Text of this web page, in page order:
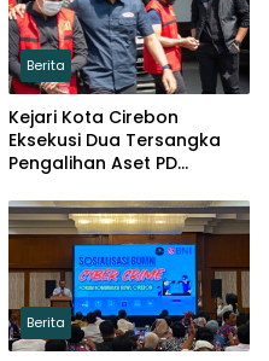
Berita
Kejari Kota Cirebon
Eksekusi Dua Tersangka
Pengalihan Aset PD
Berita